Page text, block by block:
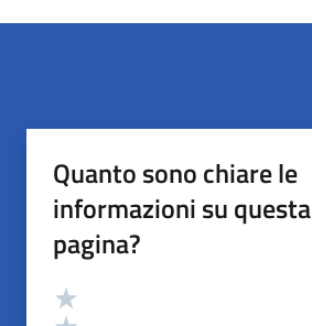
Quanto sono chiare le
informazioni su questa
pagina?
Valutazione